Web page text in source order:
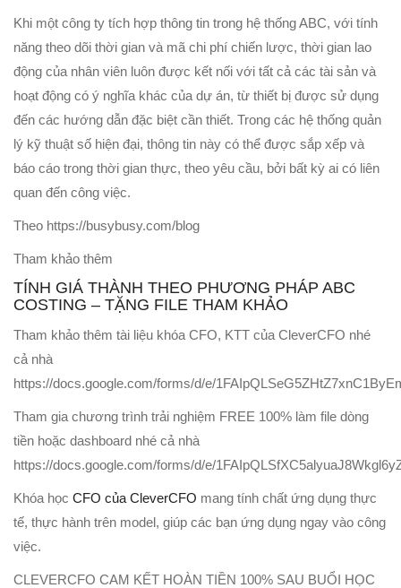
Khi một công ty tích hợp thông tin trong hệ thống ABC, với tính
năng theo dõi thời gian và mã chi phí chiến lược, thời gian lao
động của nhân viên luôn được kết nối với tất cả các tài sản và
hoạt động có ý nghĩa khác của dự án, từ thiết bị được sử dụng
đến các hướng dẫn đặc biệt cần thiết. Trong các hệ thống quản
lý kỹ thuật số hiện đại, thông tin này có thể được sắp xếp và
báo cáo trong thời gian thực, theo yêu cầu, bởi bất kỳ ai có liên
quan đến công việc.
Theo https://busybusy.com/blog
Tham khảo thêm
TÍNH GIÁ THÀNH THEO PHƯƠNG PHÁP ABC
COSTING – TẶNG FILE THAM KHẢO
Tham khảo thêm tài liệu khóa CFO, KTT của CleverCFO nhé
cả nhà
https://docs.google.com/forms/d/e/
Tham gia chương trình trải nghiệm FREE 100% làm file dòng
tiền hoặc dashboard nhé cả nhà
https://docs.google.com/forms/d/e/
Khóa học CFO của CleverCFO mang tính chất ứng dụng thực
tế, thực hành trên model, giúp các bạn ứng dụng ngay vào công
việc.
CLEVERCFO CAM KẾT HOÀN TIỀN 100% SAU BUỔI HỌC